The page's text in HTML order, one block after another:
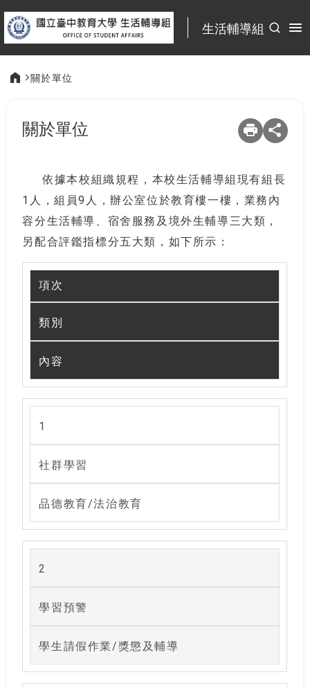
生活輔導組
關於單位
關於單位
依據本校組織規程，本校生活輔導組現有組長
1人，組員9人，辦公室位於教育樓一樓，業務內
容分生活輔導、宿舍服務及境外生輔導三大類，
另配合評鑑指標分五大類，如下所示：
項次
類別
內容
1
社群學習
品德教育/法治教育
2
學習預警
學生請假作業/獎懲及輔導